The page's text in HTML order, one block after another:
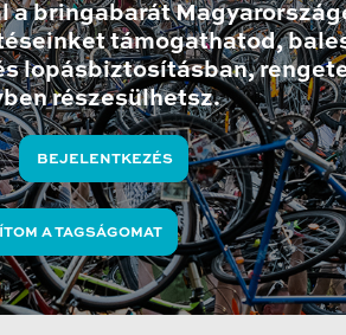
a bringabarát
támogathatod,
lopásbiztosításban,
részesülhetsz.
BEJELENTKEZÉS
A TAGSÁGOMAT